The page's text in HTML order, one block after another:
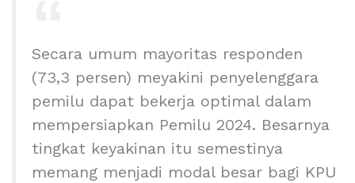
Secara umum mayoritas responden
(73,3 persen) meyakini penyelenggara
pemilu dapat bekerja optimal dalam
mempersiapkan Pemilu 2024. Besarnya
tingkat keyakinan itu semestinya
memang menjadi modal besar bagi KPU